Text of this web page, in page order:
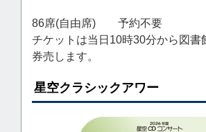
86席(自由席) 予約不要
チケットは当日10時30分から図書
券売します。
星空クラシックアワー